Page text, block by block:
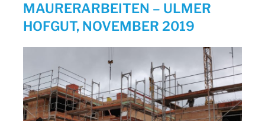
MAURERARBEITEN – ULMER
HOFGUT, NOVEMBER 2019